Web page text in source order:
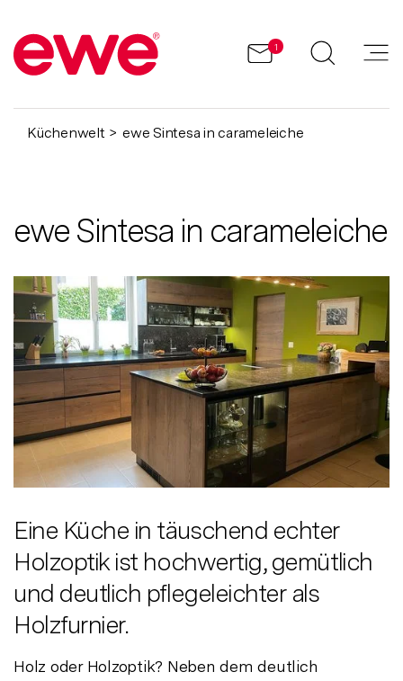
1
Küchenwelt ewe Sintesa in carameleiche
ewe Sintesa in carameleiche
Eine Küche in täuschend echter
Holzoptik ist hochwertig, gemütlich
und deutlich pflegeleichter als
Holzfurnier.
Holz oder Holzoptik? Neben dem deutlich